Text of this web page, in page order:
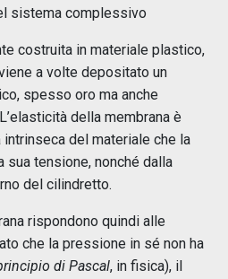
sistema complessivo
costruita in materiale plastico,
a volte depositato un
spesso oro ma anche
della membrana è
del materiale che la
tensione, nonché dalla
del cilindretto.
rispondono quindi alle
che la pressione in sé non ha
di Pascal, in fisica), il